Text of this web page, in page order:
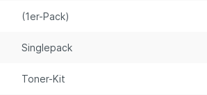
(1er-Pack)
Singlepack
Toner-Kit